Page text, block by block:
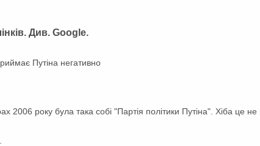
Див. Google.
Путіна негативно
2006 року була така собі "Партія політики Путіна". Хіба це не